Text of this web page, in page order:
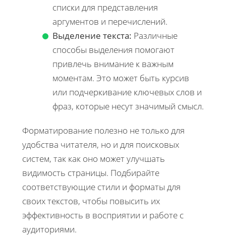
списки для представления
аргументов и перечислений.
Выделение текста: Различные
способы выделения помогают
привлечь внимание к важным
моментам. Это может быть курсив
или подчеркивание ключевых слов и
фраз, которые несут значимый смысл.
Форматирование полезно не только для
удобства читателя, но и для поисковых
систем, так как оно может улучшать
видимость страницы. Подбирайте
соответствующие стили и форматы для
своих текстов, чтобы повысить их
эффективность в восприятии и работе с
аудиториями.